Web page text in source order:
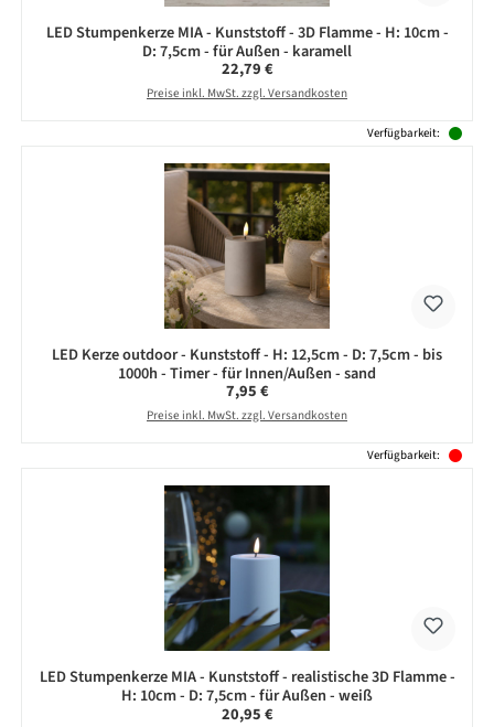
LED Stumpenkerze MIA - Kunststoff - 3D Flamme - H: 10cm -
D: 7,5cm - für Außen - karamell
Regulärer Preis:
22,79 €
Preise inkl. MwSt. zzgl. Versandkosten
Verfügbarkeit:
LED Kerze outdoor - Kunststoff - H: 12,5cm - D: 7,5cm - bis
1000h - Timer - für Innen/Außen - sand
Regulärer Preis:
7,95 €
Preise inkl. MwSt. zzgl. Versandkosten
Verfügbarkeit:
LED Stumpenkerze MIA - Kunststoff - realistische 3D Flamme -
H: 10cm - D: 7,5cm - für Außen - weiß
Regulärer Preis:
20,95 €